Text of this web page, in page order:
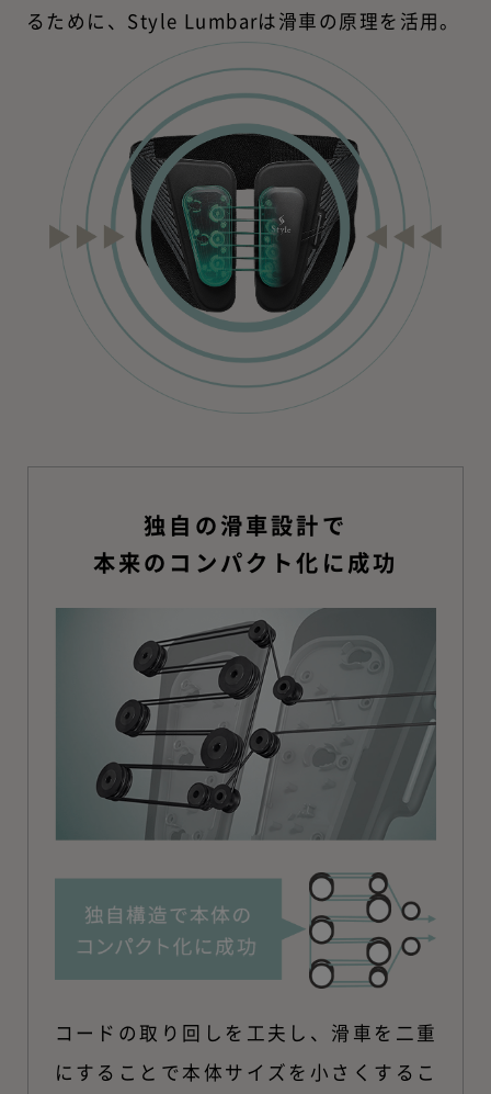
るために、 Style Lumbarは滑車の原理を活用。
独自の滑車設計で
本来のコンパクト化に成功
コードの取り回しを工夫し、滑車を二重
にすることで本体サイズを小さくするこ